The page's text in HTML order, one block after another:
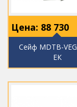
Цена: 88 730
Сейф МDТВ-
ЕК